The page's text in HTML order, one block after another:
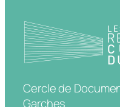
Cercle de
Garches